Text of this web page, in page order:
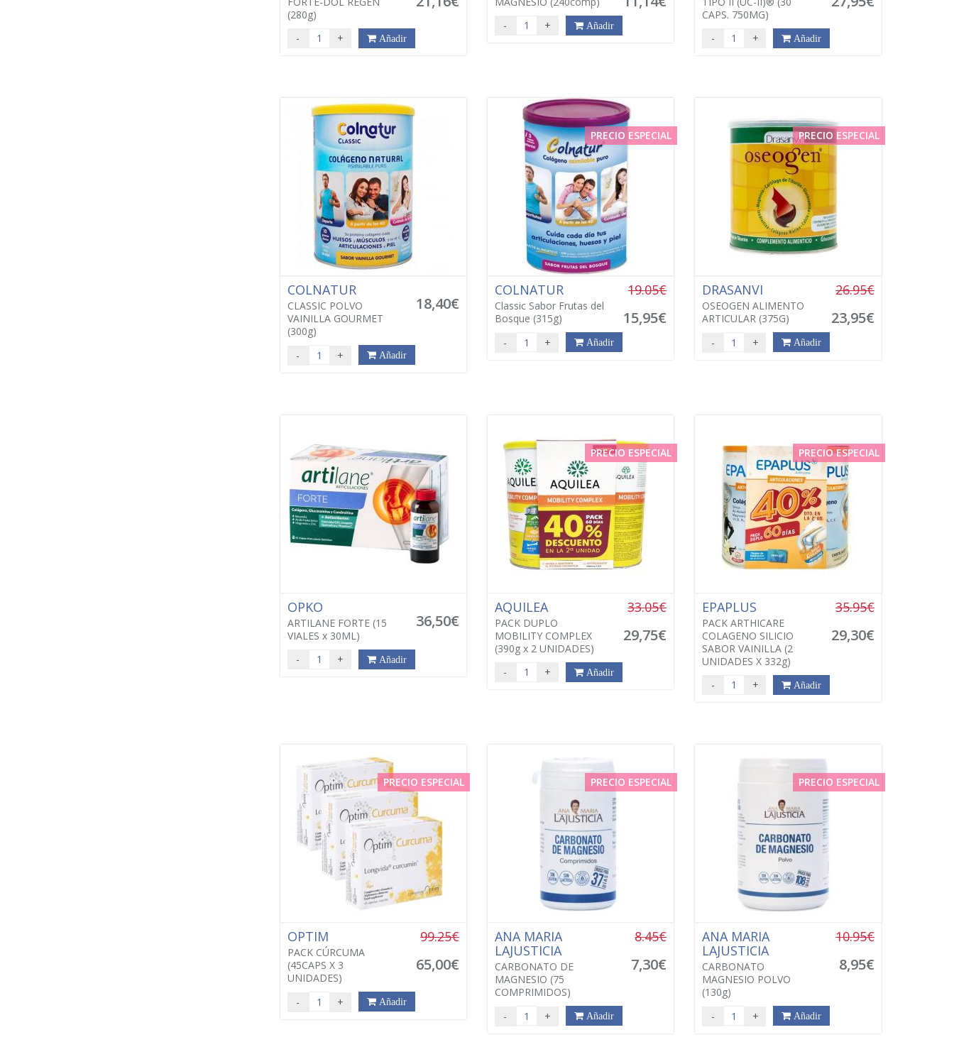
(280g)
- + Añadir
- + Añadir
CAPS. 750MG)
- + Añadir
COLNATUR
CLASSIC POLVO
VAINILLA GOURMET
(300g)
18,40€
- + Añadir
PRECIO ESPECIAL
COLNATUR
Classic Sabor Frutas del
Bosque (315g)
19.05€
15,95€
- + Añadir
PRECIO ESPECIAL
DRASANVI
OSEOGEN ALIMENTO
ARTICULAR (375G)
26.95€
23,95€
- + Añadir
OPKO
ARTILANE FORTE (15
VIALES x 30ML)
36,50€
- + Añadir
PRECIO ESPECIAL
AQUILEA
PACK DUPLO
MOBILITY COMPLEX
(390g x 2 UNIDADES)
33.05€
29,75€
- + Añadir
PRECIO ESPECIAL
EPAPLUS
PACK ARTHICARE
COLAGENO SILICIO
SABOR VAINILLA (2
UNIDADES X 332g)
35.95€
29,30€
- + Añadir
PRECIO ESPECIAL
OPTIM
PACK CÚRCUMA
(45CAPS X 3
UNIDADES)
99.25€
65,00€
- + Añadir
PRECIO ESPECIAL
ANA MARIA
LAJUSTICIA
CARBONATO DE
MAGNESIO (75
COMPRIMIDOS)
8.45€
7,30€
- + Añadir
PRECIO ESPECIAL
ANA MARIA
LAJUSTICIA
CARBONATO
MAGNESIO POLVO
(130g)
10.95€
8,95€
- + Añadir